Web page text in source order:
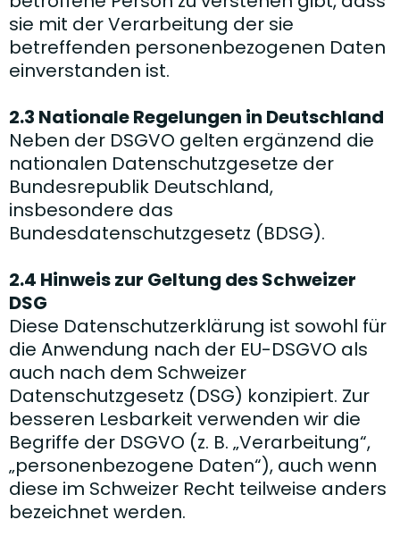
sie mit der Verarbeitung der sie
betreffenden personenbezogenen Daten
einverstanden ist.
2.3 Nationale Regelungen in Deutschland
Neben der DSGVO gelten ergänzend die
nationalen Datenschutzgesetze der
Bundesrepublik Deutschland,
insbesondere das
Bundesdatenschutzgesetz (BDSG).
2.4 Hinweis zur Geltung des Schweizer
DSG
Diese Datenschutzerklärung ist sowohl für
die Anwendung nach der EU-DSGVO als
auch nach dem Schweizer
Datenschutzgesetz (DSG) konzipiert. Zur
besseren Lesbarkeit verwenden wir die
Begriffe der DSGVO (z. B. „Verarbeitung“,
„personenbezogene Daten“), auch wenn
diese im Schweizer Recht teilweise anders
bezeichnet werden.